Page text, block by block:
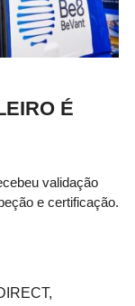
É
validação
e certificação.